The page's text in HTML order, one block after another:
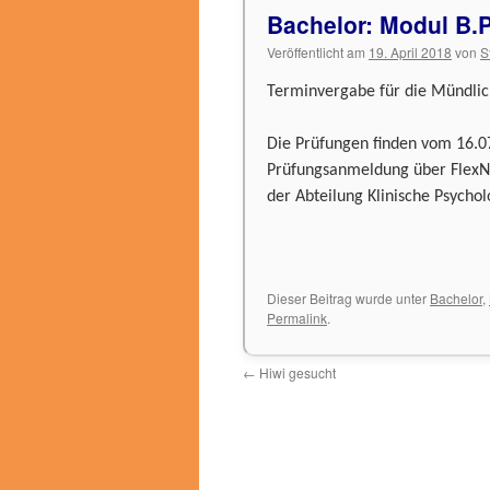
Bachelor: Modul
Veröffentlicht am 19. April 2018 von
Terminvergabe für die
Die Prüfungen finden vom
Prüfungsanmeldung über
der Abteilung Klinische
Dieser Beitrag wurde unter Bachelor,
Permalink.
← Hiwi gesucht